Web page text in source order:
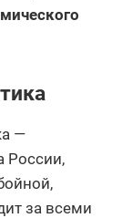
—
России,
за всеми